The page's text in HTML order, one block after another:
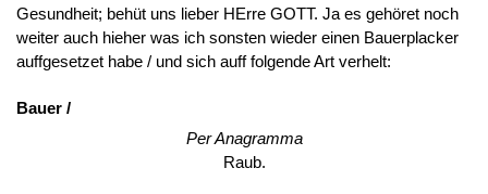
Gesundheit; behüt uns lieber HErre GOTT. Ja es gehöret noch
weiter auch hieher was ich sonsten wieder einen Bauerplacker
auffgesetzet habe / und sich auff folgende Art verhelt:
Bauer /
Per Anagramma
Raub.